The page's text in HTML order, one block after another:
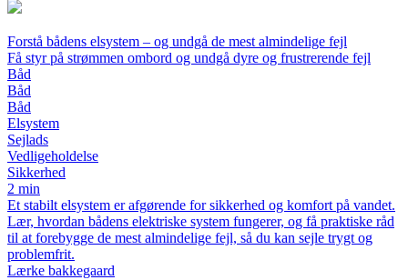
Forstå bådens elsystem – og undgå de mest almindelige fejl
Få styr på strømmen ombord og undgå dyre og frustrerende fejl
Båd
Båd
Båd
Elsystem
Sejlads
Vedligeholdelse
Sikkerhed
2 min
Et stabilt elsystem er afgørende for sikkerhed og komfort på vandet.
Lær, hvordan bådens elektriske system fungerer, og få praktiske råd
til at forebygge de mest almindelige fejl, så du kan sejle trygt og
problemfrit.
Lærke bakkegaard